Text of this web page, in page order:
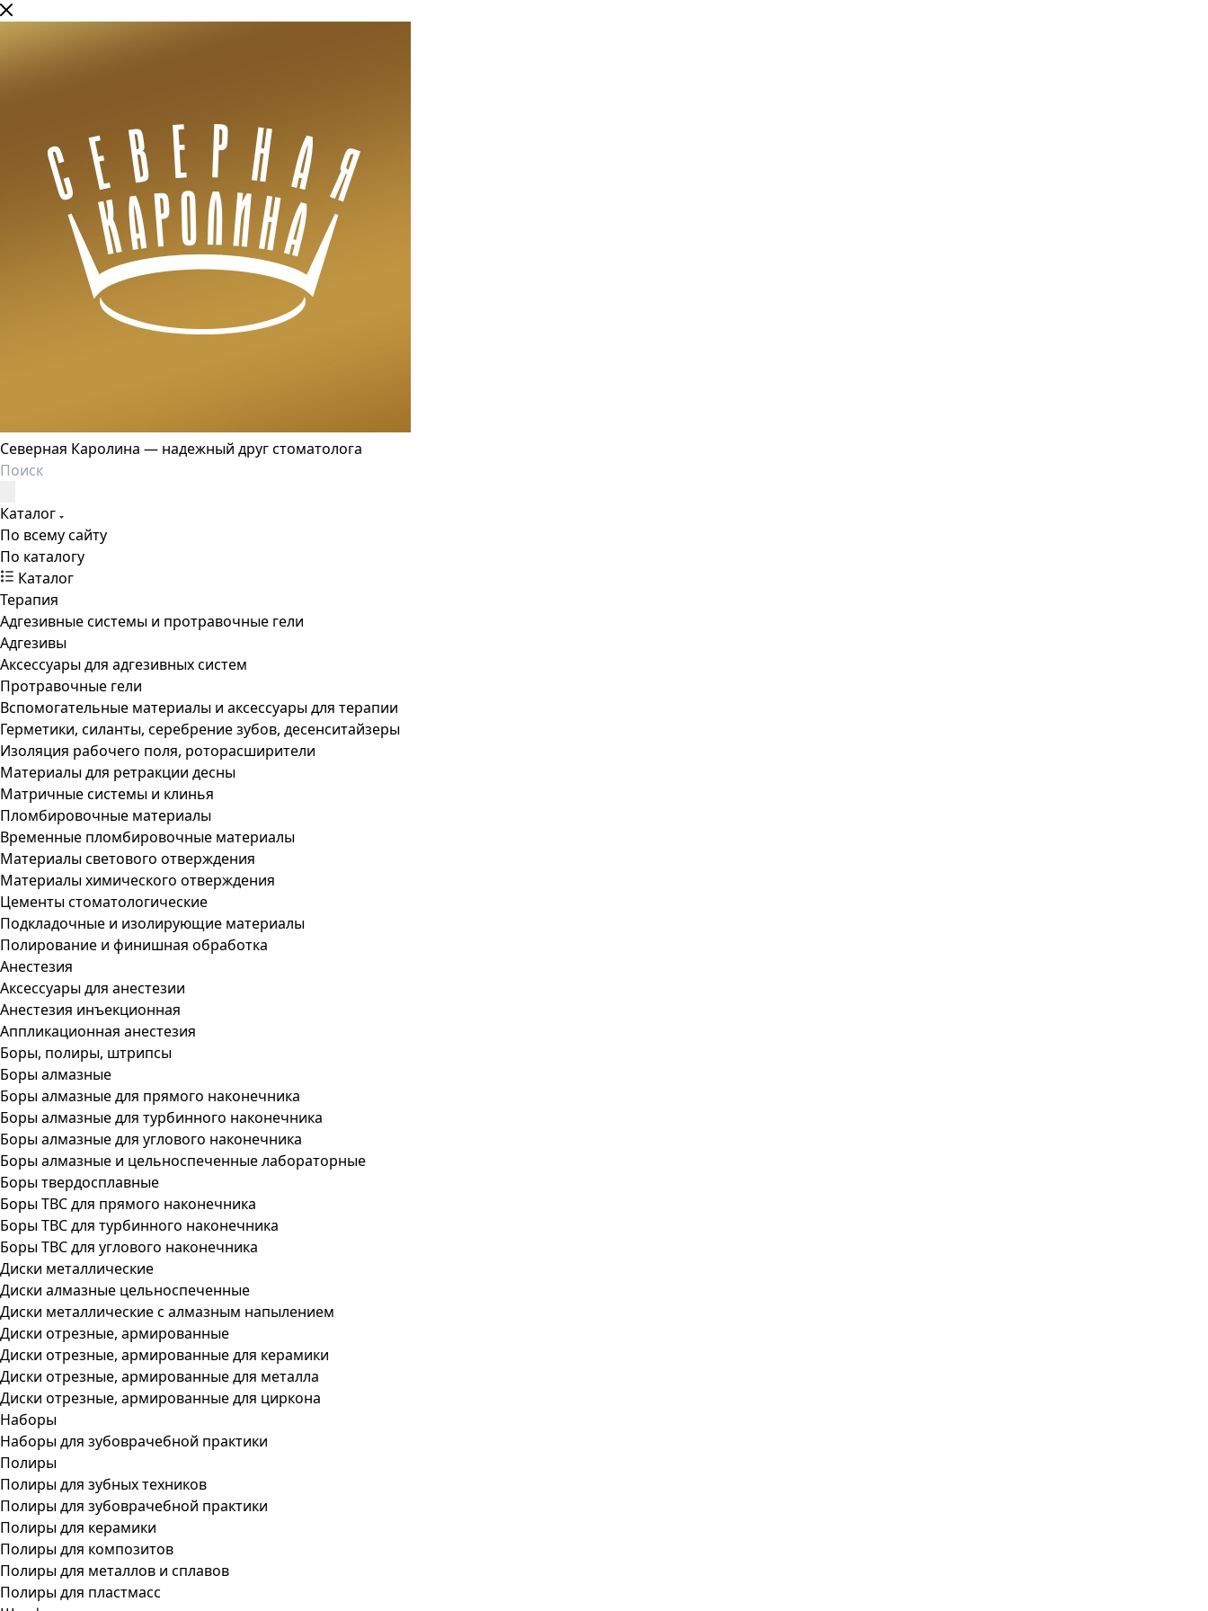
Северная Каролина — надежный друг стоматолога
Каталог
По всему сайту
По каталогу
Каталог
Терапия
Адгезивные системы и протравочные гели
Адгезивы
Аксессуары для адгезивных систем
Протравочные гели
Вспомогательные материалы и аксессуары для терапии
Герметики, силанты, серебрение зубов, десенситайзеры
Изоляция рабочего поля, роторасширители
Материалы для ретракции десны
Матричные системы и клинья
Пломбировочные материалы
Временные пломбировочные материалы
Материалы светового отверждения
Материалы химического отверждения
Цементы стоматологические
Подкладочные и изолирующие материалы
Полирование и финишная обработка
Анестезия
Аксессуары для анестезии
Анестезия инъекционная
Аппликационная анестезия
Боры, полиры, штрипсы
Боры алмазные
Боры алмазные для прямого наконечника
Боры алмазные для турбинного наконечника
Боры алмазные для углового наконечника
Боры алмазные и цельноспеченные лабораторные
Боры твердосплавные
Боры ТВС для прямого наконечника
Боры ТВС для турбинного наконечника
Боры ТВС для углового наконечника
Диски металлические
Диски алмазные цельноспеченные
Диски металлические с алмазным напылением
Диски отрезные, армированные
Диски отрезные, армированные для керамики
Диски отрезные, армированные для металла
Диски отрезные, армированные для циркона
Наборы
Наборы для зубоврачебной практики
Полиры
Полиры для зубных техников
Полиры для зубоврачебной практики
Полиры для керамики
Полиры для композитов
Полиры для металлов и сплавов
Полиры для пластмасс